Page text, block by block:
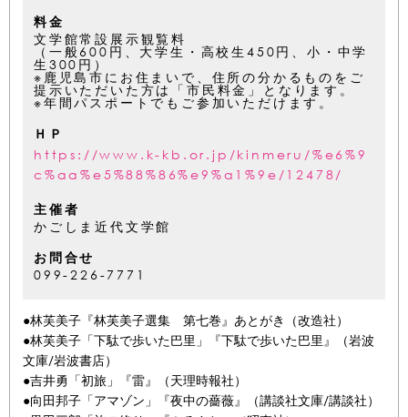
料金
文学館常設展示観覧料
（一般600円、大学生・高校生450円、小・中学
生300円）
※鹿児島市にお住まいで、住所の分かるものをご
提示いただいた方は「市民料金」となります。
※年間パスポートでもご参加いただけます。
ＨＰ
https://www.k-kb.or.jp/kinmeru/%e6%9
c%aa%e5%88%86%e9%a1%9e/12478/
主催者
かごしま近代文学館
お問合せ
099-226-7771
●林芙美子『林芙美子選集 第七巻』あとがき（改造社）
●林芙美子「下駄で歩いた巴里」『下駄で歩いた巴里』（岩波
文庫/岩波書店）
●吉井勇「初旅」『雷』（天理時報社）
●向田邦子「アマゾン」『夜中の薔薇』（講談社文庫/講談社）